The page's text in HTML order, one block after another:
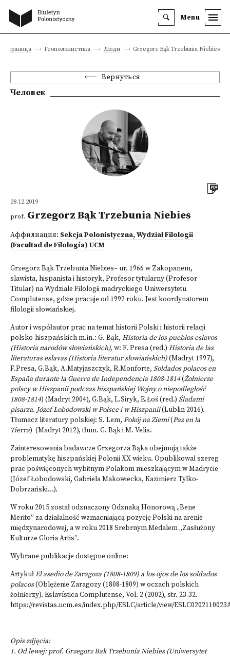
Menu
страница Геополонистика Люди Grzegorz Bąk Trzebunia Niebies
Вернуться
Человек
28.12.2019
prof. Grzegorz Bąk Trzebunia Niebies
Аффилиация: Sekcja Polonistyczna, Wydział Filologii
(Facultad de Filología) UCM
Grzegorz Bąk Trzebunia Niebies– ur. 1966 w Zakopanem,
slawista, hispanista i historyk, Profesor tytularny (Profesor
Titular) na Wydziale Filologii madryckiego Uniwersytetu
Complutense, gdzie pracuje od 1992 roku. Jest koordynatorem
filologii słowiańskiej.
Autor i współautor prac na temat historii Polski i historii relacji
polsko-hiszpańskich m.in.: G. Bąk, Historia de los pueblos eslavos
(Historia narodów słowiańskich), w: F. Presa (red.) Historia de las
literaturas eslavas (Historia literatur słowiańskich)(Madryt 1997),
F.Presa, G.Bąk, A.Matyjaszczyk, R.Monforte, Soldados polacos en
España durante la Guerra de Independencia 1808-1814(Żołnierze
polscy w Hiszpanii podczas hiszpańskiej Wojny o niepodległość
1808-1814) (Madryt 2004), G.Bąk, L.Siryk, E.Łoś (red.) Śladami
pisarza. Józef Łobodowski w Polsce i w Hiszpanii(Lublin 2016).
Tłumacz literatury polskiej: S. Lem, Pokój na Ziemi(Paz en la
Tierra) (Madryt 2012), tłum. G. Bąk i M. Velis.
Zainteresowania badawcze Grzegorza Bąka obejmują także
problematykę hiszpańskiej Polonii XX wieku. Opublikował szereg
prac poświęconych wybitnym Polakom mieszkającym w Madrycie
(Józef Łobodowski, Gabriela Makowiecka, Kazimierz Tylko-
Dobrzański…).
W roku 2015 został odznaczony Odznaką Honorową „Bene
Merito” za działalność wzmacniającą pozycję Polski na arenie
międzynarodowej, a w roku 2018 Srebrnym Medalem „Zasłużony
Kulturze Gloria Artis”.
Wybrane publikacje dostępne online:
ArtykułEl asedio de Zaragoza (1808-1809) a los ojos de los soldados
polacos(Oblężenie Zaragozy (1808-1809) w oczach polskich
żołnierzy). Eslavística Complutense, Vol. 2 (2002), str. 23-32.
https://revistas.ucm.es/index.php/ESLC/article/view/
Opis zdjęcia:
1. Od lewej: prof. Grzegorz Bak Trzebunia Niebies (Uniwersytet